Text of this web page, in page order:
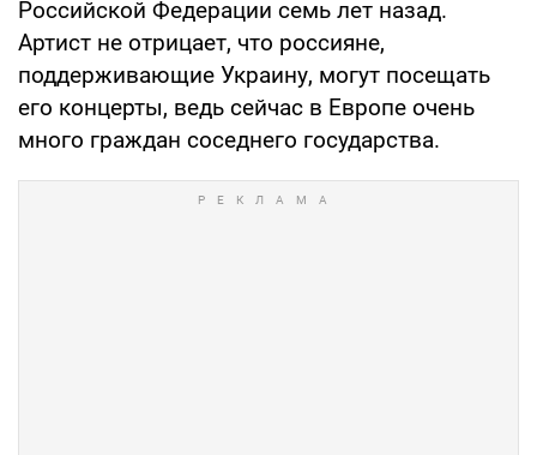
Российской Федерации семь лет назад.
Артист не отрицает, что россияне,
поддерживающие Украину, могут посещать
его концерты, ведь сейчас в Европе очень
много граждан соседнего государства.